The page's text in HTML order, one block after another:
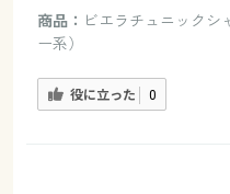
商品： ビエラチュニック
ー系）
役に立った 0